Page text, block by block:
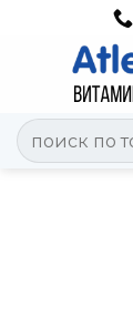
Искать: